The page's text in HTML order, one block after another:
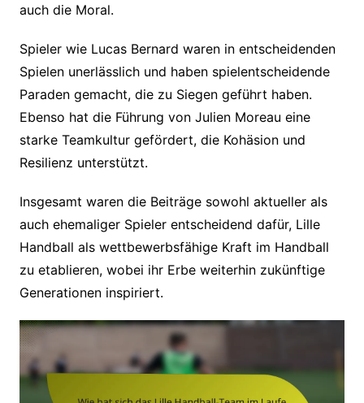
auch die Moral.
Spieler wie Lucas Bernard waren in entscheidenden
Spielen unerlässlich und haben spielentscheidende
Paraden gemacht, die zu Siegen geführt haben.
Ebenso hat die Führung von Julien Moreau eine
starke Teamkultur gefördert, die Kohäsion und
Resilienz unterstützt.
Insgesamt waren die Beiträge sowohl aktueller als
auch ehemaliger Spieler entscheidend dafür, Lille
Handball als wettbewerbsfähige Kraft im Handball
zu etablieren, wobei ihr Erbe weiterhin zukünftige
Generationen inspiriert.